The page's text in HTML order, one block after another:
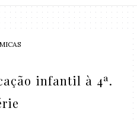
infantil à 4ª.